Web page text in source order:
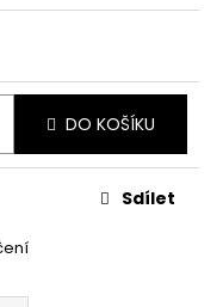
DO KOŠÍKU
Sdílet